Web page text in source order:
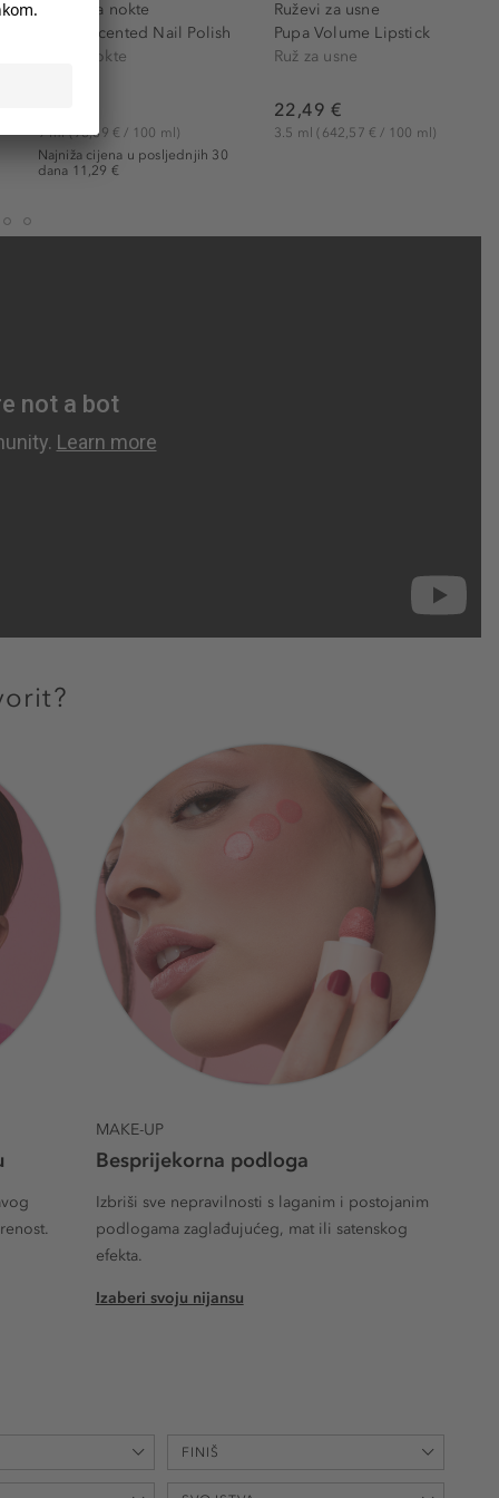
Lakovi za nokte
Vamp! Scented Nail Polish
Lak za nokte
Najniža cijena u posljednjih 30
dana 11,29 €
9 ml(98,89 € / 100 ml)
Ruževi za usne
Pupa Volume Lipstick
Ruž za usne
22,49 €
3.5 ml(642,57 € / 100 ml)
12 13
Besprijekorna podloga
MAKE-UP
Izbriši sve nepravilnosti s laganim i postojanim
podlogama zaglađujućeg, mat ili satenskog
efekta.
Izaberi svoju nijansu
FINIŠ